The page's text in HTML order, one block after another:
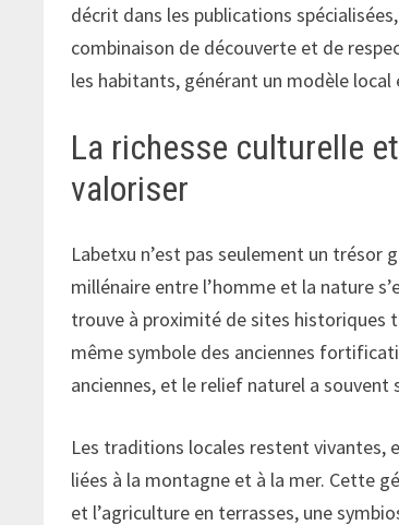
décrit dans les publications
combinaison de découverte et de
les habitants, générant un modèle
La richesse culturelle
valoriser
Labetxu n’est pas seulement un trésor
millénaire entre l’homme et la nature
trouve à proximité de sites historiques
même symbole des anciennes
anciennes, et le relief naturel a souvent
Les traditions locales restent vivantes,
liées à la montagne et à la mer. Cette
et l’agriculture en terrasses, une